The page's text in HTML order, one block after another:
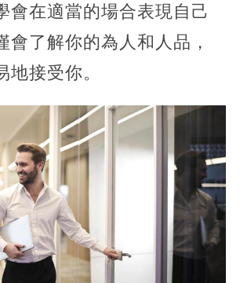
會在適當的場合表現自己
會了解你的為人和人品，
地接受你。